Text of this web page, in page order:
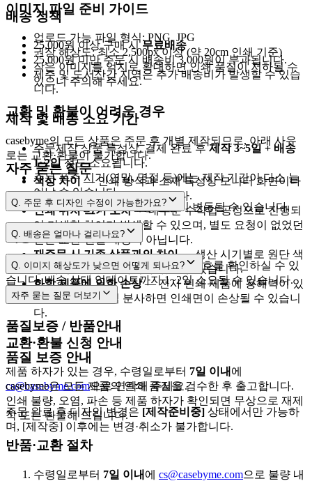
이미지 파일 준비 가이드
업로드 가능 파일 형식: PNG, JPG
권장 해상도: 최소 2,500px 이상 (약 20cm 인쇄 기준)
작은 이미지를 억지로 확대하면 인쇄 품질이 저하될 수
있으니 주의해 주세요.
교환 및 환불이 어려운 경우
casebyme의 모든 상품은 주문 후 개별 제작되므로, 아래 사유
로는 교환·환불이 불가합니다.
색상 차이 — 인쇄 방식과 소재 특성상 모니터 화면이나
출력물과 차이가 날 수 있습니다.
인쇄 위치·크기 오차— 대부분 수작업 공정으로 진행되
어 미세한 차이가 발생할 수 있으며, 별도 요청이 없었던
건은 교환·환불 대상이 아닙니다.
재주문 시 기존 상품과의 차이— 생산 시기별로 원단 색
상·사이즈에 소폭 차이가 있을 수 있습니다.
화학 제품에 의한 손상— 전사 인쇄 제품에 용해력이 있
는 향수 등을 직접 분사하면 인쇄면이 손상될 수 있습니
다.
교환·환불 신청 안내
제품 하자가 있는 경우, 수령일로부터 7일 이내 에
cs@casebyme.com으로 연락해 주세요.
주문 완료 후 디자인 변경은 [제작준비중] 상태에서만 가능하
며, [제작중] 이후에는 변경·취소가 불가합니다.
배송 정책
25,000원 이상 구매 시무료배송
25,000원 미만 주문 시 배송비 3,000원이 부과됩니다.
제주 및 도서산간 지역은 추가 배송비가 발생할 수 있습
니다.
제작 및 배송 소요 기간
주문제작 상품 특성상, 결제 완료 후제작 3~5일 + 배송
1~2일정도 소요됩니다.
주문 폭주 시기(연말, 명절 등)에는 제작 기간이 다소 늘
어날 수 있습니다.
택배사 사정에 따라 배송 일정이 변동될 수 있습니다.
배송 조회
[마이페이지 → 주문내역]에서 운송장 번호를 확인하실 수 있
습니다. 배송 상태 업데이트까지 1~2일 소요될 수 있습니다.
자주 묻는 질문
Q. 주문 후 디자인 수정이 가능한가요?
[제작준비중]
cs@casebyme.com
Q. 배송은 얼마나 걸리나요?
3~5영업일 1~2영업일
Q. 이미지 해상도가 낮으면 어떻게 되나요?
2,500px 이상
자주 묻는 질문 더보기
품질보증 / 반품안내
품질 보증 안내
casebyme은 모든 제품의 인쇄 품질을 검수한 후 출고합니다.
인쇄 불량, 오염, 파손 등 제품 하자가 확인되면 무상으로 재제
작 또는 환불해 드립니다.
반품·교환 절차
수령일로부터 7일 이내 에 cs@casebyme.com으로 불량 내